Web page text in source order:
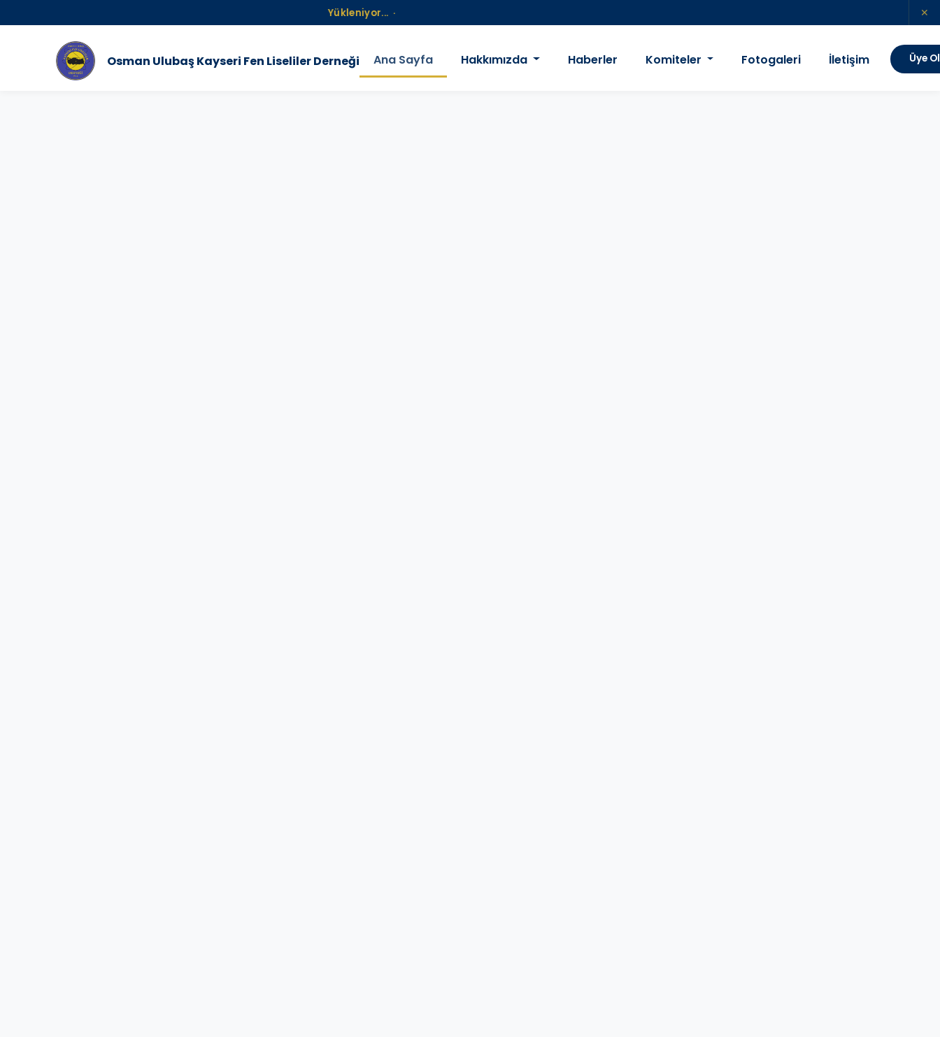
Yükleniyor...· ✕
Osman Ulubaş Kayseri Fen Liseliler Derneği Ana Sayfa Hakkımızda Haberler Komiteler Fotogaleri İletişim Üye Ol